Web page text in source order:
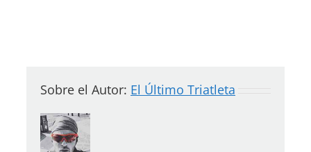
Sobre el Autor: El Último Triatleta